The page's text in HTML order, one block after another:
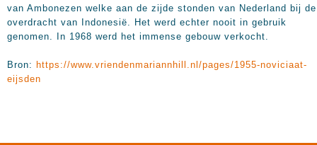
van Ambonezen welke aan de zijde stonden van Nederland bij de
overdracht van Indonesië. Het werd echter nooit in gebruik
genomen. In 1968 werd het immense gebouw verkocht.
Bron: https://www.vriendenmariannhill.nl/pages/1955-noviciaat-
eijsden